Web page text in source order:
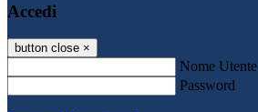
Accedi
button close ×
Nome Utente
Password